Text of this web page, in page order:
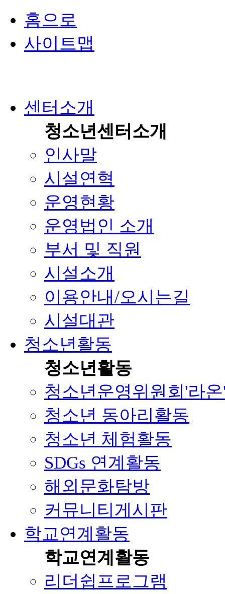
홈으로
사이트맵
센터소개
청소년센터소개
인사말
시설연혁
운영현황
운영법인 소개
부서 및 직원
시설소개
이용안내/오시는길
시설대관
청소년활동
청소년활동
청소년운영위원회'라
청소년 동아리활동
청소년 체험활동
SDGs 연계활동
해외문화탐방
커뮤니티게시판
학교연계활동
학교연계활동
리더쉽프로그램